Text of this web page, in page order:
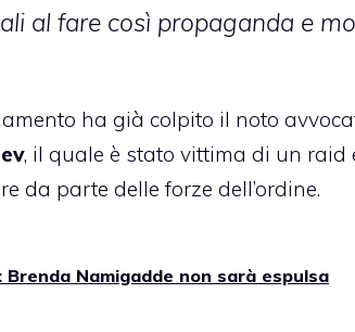
al fare così propaganda e
ha già colpito il noto
, il quale è stato vittima di un raid
da parte delle forze dell’ordine.
Brenda Namigadde non sarà espulsa